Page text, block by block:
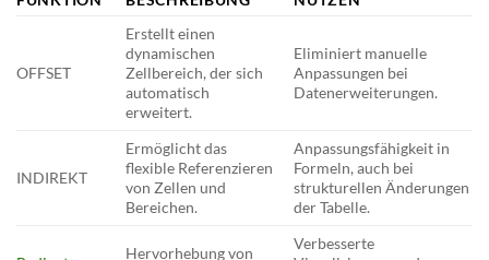
OFFSET
Erstellt einen
dynamischen
Zellbereich, der sich
automatisch
erweitert.
Eliminiert manuelle
Anpassungen bei
Datenerweiterungen.
INDIREKT
Ermöglicht das
flexible Referenzieren
von Zellen und
Bereichen.
Anpassungsfähigkeit in
Formeln, auch bei
strukturellen Änderungen
der Tabelle.
Hervorhebung von
Verbesserte